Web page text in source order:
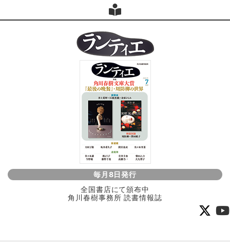
毎月8日発行
全国書店にて頒布中
角川春樹事務所 読書情報誌